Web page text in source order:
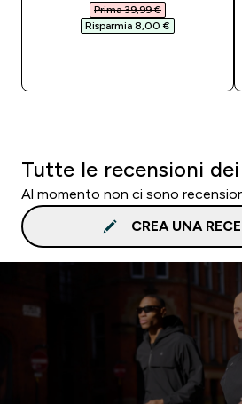
Prima 39,99 €‎
Risparmia 8,00 €‎
Tutte le recensioni
Al momento non ci sono
CREA UNA